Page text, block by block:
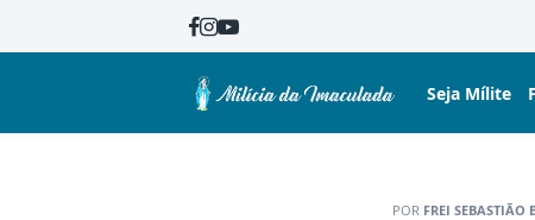
Seja Mílite
POR FREI SEBASTIÃO